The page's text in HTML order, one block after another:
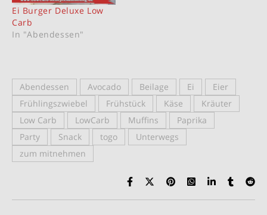
Ei Burger Deluxe Low
Carb
In "Abendessen"
Abendessen Avocado Beilage Ei
Eier
Frühlingszwiebel
Frühstück Käse
Kräuter
Low Carb
LowCarb Muffins
Paprika
Party
Snack togo
Unterwegs
zum mitnehmen